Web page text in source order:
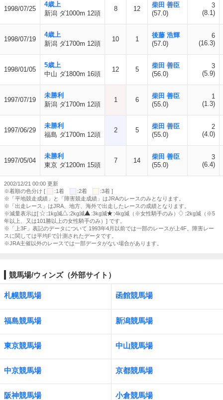
1998/07/25
4歳上
新潟 ダ1000m 12頭
8 12
柴田 善臣
(57.0)
3
(8.1)
1998/07/19
4歳上
新潟 ダ1700m 12頭
10 1
後藤 浩輝
(57.0)
6
(16.3)
1998/01/05
5歳上
中山 ダ1800m 16頭
12 5
柴田 善臣
(56.0)
3
(5.9)
1997/07/19
未勝利
新潟 ダ1700m 12頭
1 6
柴田 善臣
(55.0)
1
(1.3)
1997/06/29
未勝利
福島 ダ1700m 12頭
2 5
柴田 善臣
(55.0)
2
(4.0)
1997/05/04
未勝利
東京 ダ1200m 15頭
7 14
柴田 善臣
(55.0)
3
(6.4)
2002/12/21 00:00 更新
※着順の色分け [
:1着 :2着
:3着 ]
※「平地競走成績」と「障害競走成績」はJRAのレースのみとなります。
※「出走レース」はJRA、地方、海外で出走したレースの成績となります。
※減量表示は[
:1kg減 :2kg減 :3kg減 :4kg減（※女性騎手のみ）
:2kg減（※5
年以上、又は101勝以上の女性騎手のみ）] です。
※「上3F」表記のデータについて 1993年4月以前では一部のレースが上4F、障害レー
スに関しては平均Fで計測されたデータです。
※JRA主催以外のレースでは一部データがない場合があります。
競馬場/ウィンズ（外部サイト）
札幌競馬場 函館競馬場
福島競馬場 新潟競馬場
東京競馬場 中山競馬場
中京競馬場 京都競馬場
阪神競馬場 小倉競馬場